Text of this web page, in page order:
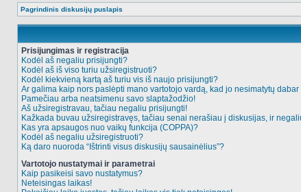
Pagrindinis diskusijų puslapis
Prisijungimas ir registracija
Kodėl aš negaliu prisijungti?
Kodėl aš iš viso turiu užsiregistruoti?
Kodėl kiekvieną kartą aš turiu vis iš naujo prisijungti?
Ar galima kaip nors paslėpti mano vartotojo vardą, kad jo nesimatytų
Pamečiau arba neatsimenu savo slaptažodžio!
Aš užsiregistravau, tačiau negaliu prisijungti!
Kažkada buvau užsiregistravęs, tačiau senai nerašiau į diskusijas, ir
Kas yra apsaugos nuo vaikų funkcija (COPPA)?
Kodėl aš negaliu užsiregistruoti?
Ką daro nuoroda “Ištrinti visus diskusijų sausainėlius”?
Vartotojo nustatymai ir parametrai
Kaip pasikeisi savo nustatymus?
Neteisingas laikas!